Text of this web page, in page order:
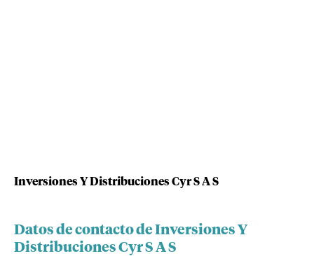
Inversiones Y Distribuciones Cyr S A S
Datos de contacto de Inversiones Y
Distribuciones Cyr S A S